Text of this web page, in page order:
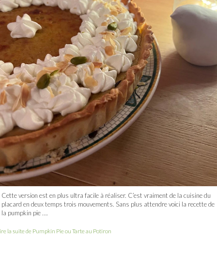
Cette version est en plus ultra facile à réaliser. C’est vraiment de la cuisine du
placard en deux temps trois mouvements. Sans plus attendre voici la recette de
la pumpkin pie ….
la suite de Pumpkin Pie ou Tarte au Potiron